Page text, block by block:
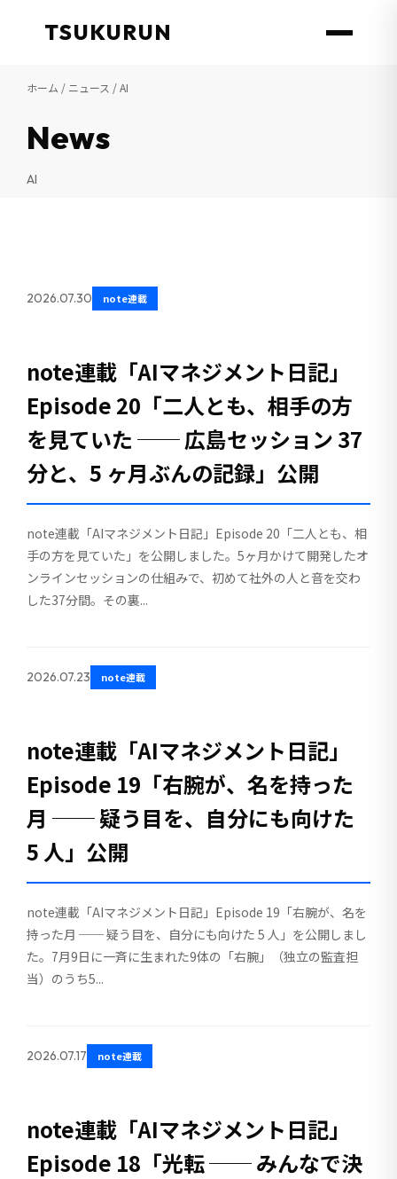
TSUKURUN
ホーム / ニュース / AI
News
AI
2026.07.30 note連載
note連載「AIマネジメント日記」
Episode 20「二人とも、相手の方
を見ていた ── 広島セッション 37
分と、5 ヶ月ぶんの記録」公開
note連載「AIマネジメント日記」Episode 20「二人とも、相
手の方を見ていた」を公開しました。5ヶ月かけて開発したオ
ンラインセッションの仕組みで、初めて社外の人と音を交わ
した37分間。その裏...
2026.07.23 note連載
note連載「AIマネジメント日記」
Episode 19「右腕が、名を持った
月 ── 疑う目を、自分にも向けた
5 人」公開
note連載「AIマネジメント日記」Episode 19「右腕が、名を
持った月 ── 疑う目を、自分にも向けた 5 人」を公開しまし
た。7月9日に一斉に生まれた9体の「右腕」（独立の監査担
当）のうち5...
2026.07.17 note連載
note連載「AIマネジメント日記」
Episode 18「光転 ── みんなで決